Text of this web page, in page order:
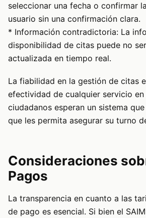
seleccionar una fecha o confirmar
usuario sin una confirmación clara.
* Información contradictoria: La
disponibilidad de citas puede no
actualizada en tiempo real.
La fiabilidad en la gestión de citas
efectividad de cualquier servicio en
ciudadanos esperan un sistema
que les permita asegurar su turno
Consideraciones
Pagos
La transparencia en cuanto a las
de pago es esencial. Si bien el